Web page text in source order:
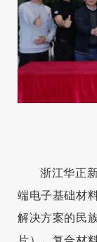
浙江华正
端电子基础材
解决方案的民